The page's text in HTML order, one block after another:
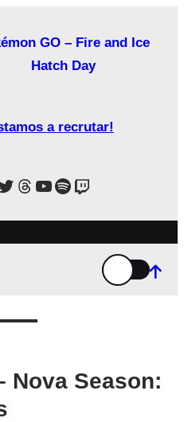
GO – Fire and Ice
Hatch Day
a recrutar!
Estamos no Threads!
YouTube
Spotify
Twitch
Nova Season: